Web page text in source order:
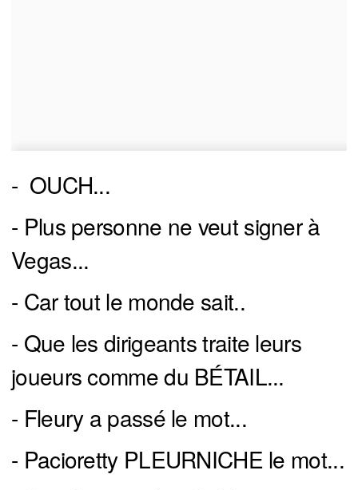
- OUCH...
- Plus personne ne veut signer à
Vegas...
- Car tout le monde sait..
- Que les dirigeants traite leurs
joueurs comme du BÉTAIL...
- Fleury a passé le mot...
- Pacioretty PLEURNICHE le mot...